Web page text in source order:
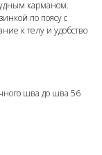
карманом.
по поясу с
к телу и удобство
шва до шва 56